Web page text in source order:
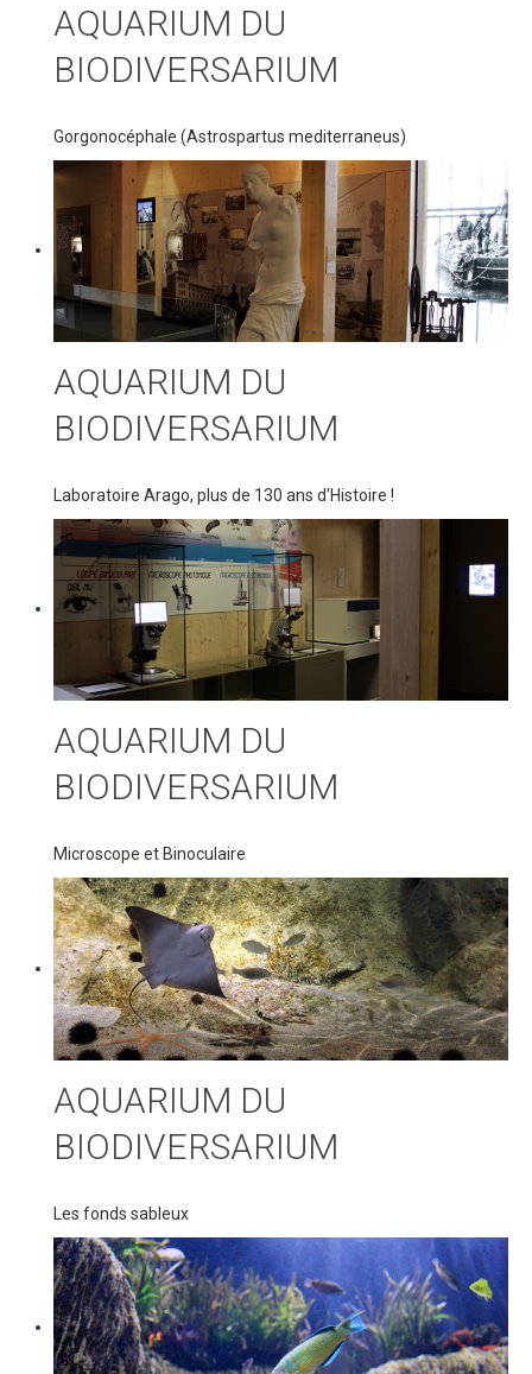
AQUARIUM DU
BIODIVERSARIUM
Gorgonocéphale (Astrospartus mediterraneus)
AQUARIUM DU
BIODIVERSARIUM
Laboratoire Arago, plus de 130 ans d'Histoire !
AQUARIUM DU
BIODIVERSARIUM
Microscope et Binoculaire
AQUARIUM DU
BIODIVERSARIUM
Les fonds sableux